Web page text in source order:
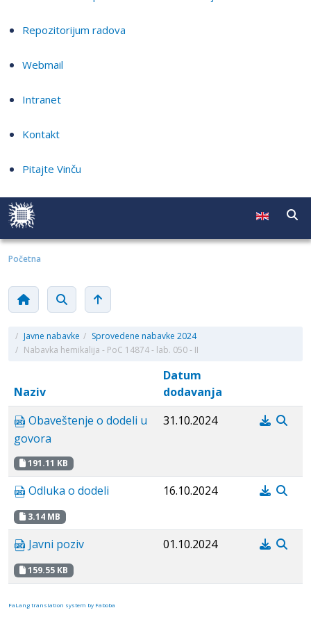
Repozitorijum radova
Webmail
Intranet
Kontakt
Pitajte Vinču
Početna
/ Javne nabavke / Sprovedene nabavke 2024
/ Nabavka hemikalija - PoC 14874 - lab. 050 - II
Naziv
Datum
dodavanja
Obaveštenje o dodeli u
govora
191.11 KB
31.10.2024
Odluka o dodeli
3.14 MB
16.10.2024
Javni poziv
159.55 KB
01.10.2024
FaLang translation system by Faboba